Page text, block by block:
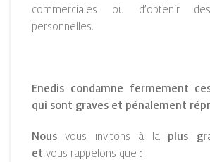
commerciales ou d’obtenir
personnelles.
Enedis condamne fermement
qui sont graves et pénalement
Nousvous invitons à la plus
et vous rappelons que :